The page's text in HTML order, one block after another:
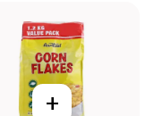
+